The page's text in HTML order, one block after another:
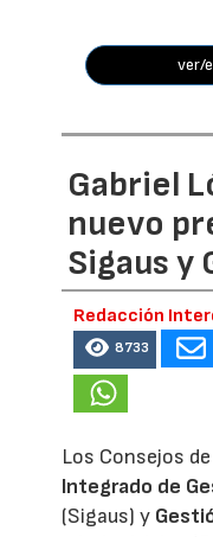
ver/
Gabriel
nuevo
Sigaus y
Redacción
8733
Los Consejos
Integrado de
(Sigaus) y